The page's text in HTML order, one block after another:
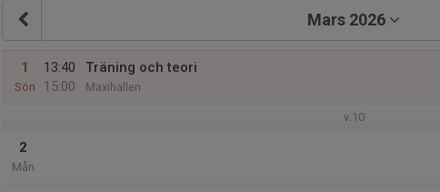
Mars 2026
1
Sön
13:40
15:00
Träning och teori
Maxihallen
v.10
2
Mån